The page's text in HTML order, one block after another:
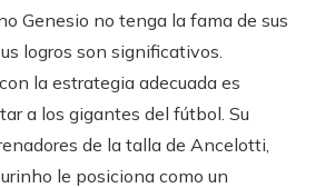
Genesio no tenga la fama de sus
logros son significativos.
la estrategia adecuada es
a los gigantes del fútbol. Su
de la talla de Ancelotti,
le posiciona como un